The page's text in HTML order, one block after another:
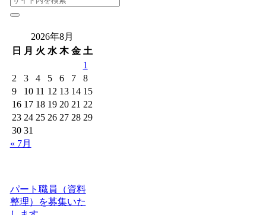
2026年8月
日
月 火 水 木 金 土
1
2
3 4 5 6 7
8
9
10 11 12 13 14 15
16 17 18 19 20 21 22
23 24 25 26 27 28 29
30 31
« 7月
パート職員（資料
整理）を募集いた